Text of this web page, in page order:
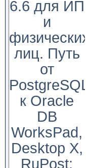
6.6 для ИП
и
физических
лиц. Путь
от
PostgreSQL
к Oracle
DB
WorksPad,
Desktop X,
RuPost: